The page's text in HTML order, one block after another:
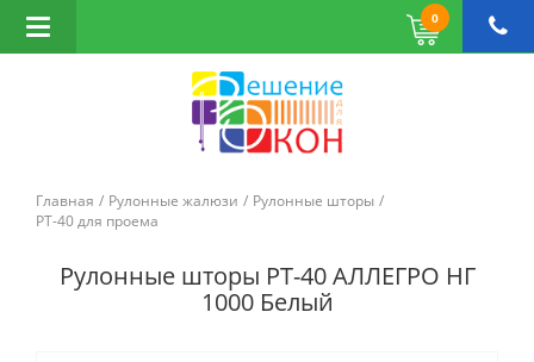
0
Открыть
навигацию
Главная Рулонные жалюзи
Рулонные шторы
РТ-40 для проема
Рулонные шторы РТ-40 АЛЛЕГРО НГ
1000 Белый